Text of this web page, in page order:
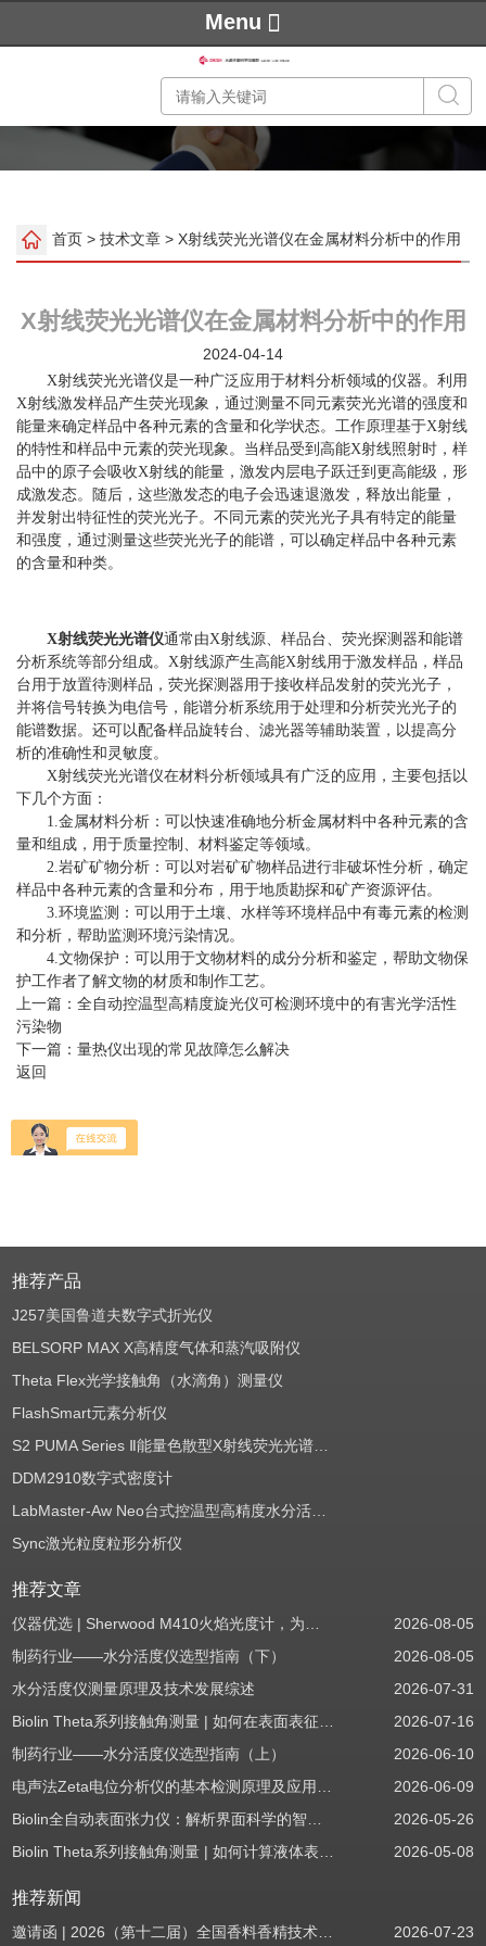
Menu
首页 > 技术文章 > X射线荧光光谱仪在金属材料分析中的作用
X射线荧光光谱仪在金属材料分析中的作用
2024-04-14
X射线荧光光谱仪是一种广泛应用于材料分析领域的仪器。利用
X射线激发样品产生荧光现象，通过测量不同元素荧光光谱的强度和
能量来确定样品中各种元素的含量和化学状态。工作原理基于X射线
的特性和样品中元素的荧光现象。当样品受到高能X射线照射时，样
品中的原子会吸收X射线的能量，激发内层电子跃迁到更高能级，形
成激发态。随后，这些激发态的电子会迅速退激发，释放出能量，
并发射出特征性的荧光光子。不同元素的荧光光子具有特定的能量
和强度，通过测量这些荧光光子的能谱，可以确定样品中各种元素
的含量和种类。
X射线荧光光谱仪通常由X射线源、样品台、荧光探测器和能谱
分析系统等部分组成。X射线源产生高能X射线用于激发样品，样品
台用于放置待测样品，荧光探测器用于接收样品发射的荧光光子，
并将信号转换为电信号，能谱分析系统用于处理和分析荧光光子的
能谱数据。还可以配备样品旋转台、滤光器等辅助装置，以提高分
析的准确性和灵敏度。
X射线荧光光谱仪在材料分析领域具有广泛的应用，主要包括以
下几个方面：
1.金属材料分析：可以快速准确地分析金属材料中各种元素的含
量和组成，用于质量控制、材料鉴定等领域。
2.岩矿矿物分析：可以对岩矿矿物样品进行非破坏性分析，确定
样品中各种元素的含量和分布，用于地质勘探和矿产资源评估。
3.环境监测：可以用于土壤、水样等环境样品中有毒元素的检测
和分析，帮助监测环境污染情况。
4.文物保护：可以用于文物材料的成分分析和鉴定，帮助文物保
护工作者了解文物的材质和制作工艺。
上一篇： 全自动控温型高精度旋光仪可检测环境中的有害光学活性
污染物
下一篇： 量热仪出现的常见故障怎么解决
返回
推荐产品
J257美国鲁道夫数字式折光仪
BELSORP MAX X高精度气体和蒸汽吸附仪
Theta Flex光学接触角（水滴角）测量仪
FlashSmart元素分析仪
S2 PUMA Series Ⅱ能量色散型X射线荧光光谱仪（EDXRF）
DDM2910数字式密度计
LabMaster-Aw Neo台式控温型高精度水分活度测定仪
Sync激光粒度粒形分析仪
推荐文章
仪器优选 | Sherwood M410火焰光度计，为用户检测提供值得信赖的基准方案
2026-08-05
制药行业——水分活度仪选型指南（下）
2026-08-05
水分活度仪测量原理及技术发展综述
2026-07-31
Biolin Theta系列接触角测量 | 如何在表面表征应用中使用接触角：后退角
2026-07-16
制药行业——水分活度仪选型指南（上）
2026-06-10
电声法Zeta电位分析仪的基本检测原理及应用场景
2026-06-09
Biolin全自动表面张力仪：解析界面科学的智能之眼
2026-05-26
Biolin Theta系列接触角测量 | 如何计算液体表面张力分量
2026-05-08
推荐新闻
邀请函 | 2026（第十二届）全国香料香精技术交流年会 2026-07-23